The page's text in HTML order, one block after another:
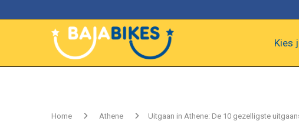
Kies
Home Athene Uitgaan in Athene: De 10 gezelligste